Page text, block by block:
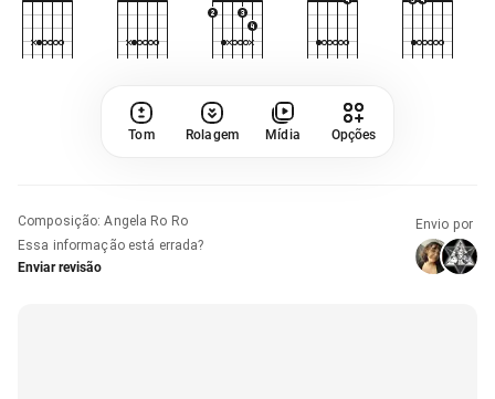
Tom Rolagem Mídia Opções
Composição:Angela Ro Ro
Essa informação está errada?
Enviar revisão
Envio por